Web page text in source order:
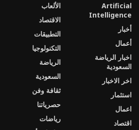
Artificial
Intelligence
أخبار
أعمال
اخبار الرياضة
السعودية
اخر الاخبار
استثمار
اعمال
اقتصاد
الألعاب
الاقتصاد
التطبيقات
التكنولوجيا
الرياضة
السعودية
ثقافة وفن
حصرياتنا
رياضات